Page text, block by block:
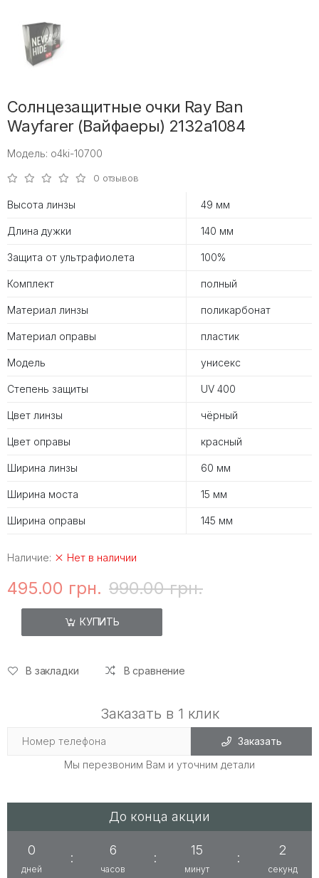
Солнцезащитные очки Ray Ban
Wayfarer (Вайфаеры) 2132a1084
Модель: o4ki-10700
0 отзывов
Высота линзы 49 мм
Длина дужки 140 мм
Защита от ультрафиолета 100%
Комплект полный
Материал линзы поликарбонат
Материал оправы пластик
Модель унисекс
Степень защиты UV 400
Цвет линзы чёрный
Цвет оправы красный
Ширина линзы 60 мм
Ширина моста 15 мм
Ширина оправы 145 мм
Наличие: Нет в наличии
495.00 грн. 990.00 грн.
КУПИТЬ
В закладки В сравнение
Заказать в 1 клик
Заказать
Мы перезвоним Вам и уточним детали
До конца акции
0
дней
:
6
часов
:
15
минут
:
2
секунд